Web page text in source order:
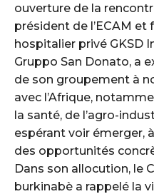
ouverture de la
président de l’ECAM
hospitalier privé GKSD
Gruppo San Donato, a
de son groupement à
avec l’Afrique,
la santé, de l’agro-
espérant voir émerger,
des opportunités
Dans son allocution, le
burkinabè a rappelé la